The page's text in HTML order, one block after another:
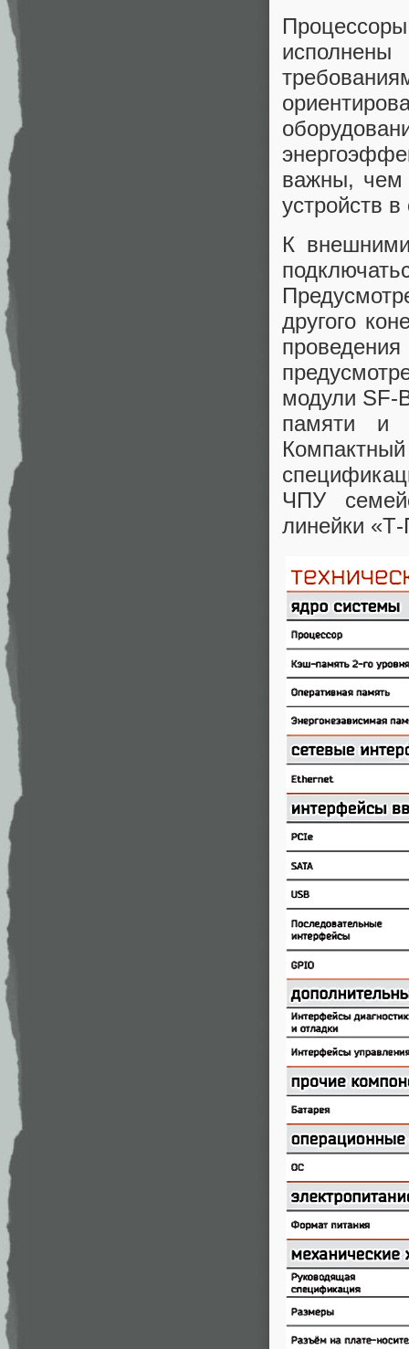
важны, чем
устройств в
К
другого
модули SF-
памяти и
ЧПУ
линейки